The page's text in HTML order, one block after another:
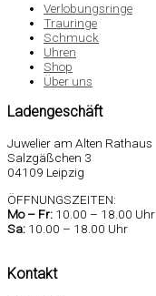
Verlobungsringe
Trauringe
Schmuck
Uhren
Shop
Über uns
Ladengeschäft
Juwelier am Alten Rathaus
Salzgäßchen 3
04109 Leipzig
ÖFFNUNGSZEITEN:
Mo – Fr: 10.00 – 18.00 Uhr
Sa: 10.00 – 18.00 Uhr
Kontakt